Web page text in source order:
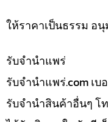
ให้ราคาเป็นธรรม อ
รับจํานำแพร่
รับจํานําแพร่.com เบ
รับจำนำสินค้าอื่นๆ โ